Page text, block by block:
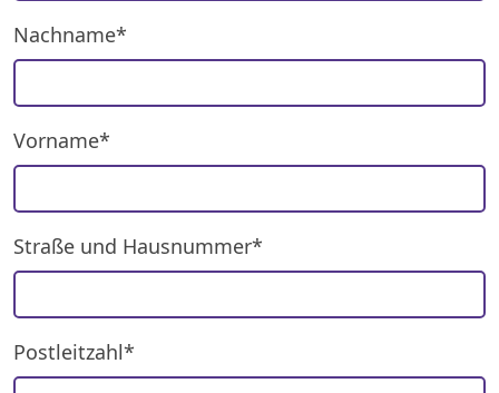
Nachname*
Vorname*
Straße und Hausnummer*
Postleitzahl*